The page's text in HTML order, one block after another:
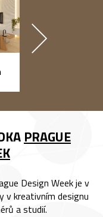
PRAGUE
Design Week je v
v kreativním designu
a studií.